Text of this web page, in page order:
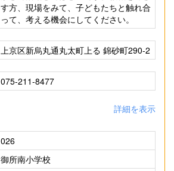
す方、現場をみて、子どもたちと触れ合
って、考える機会にしてください。
上京区新烏丸通丸太町上る 錦砂町290-2
075-211-8477
詳細を表示
026
御所南小学校